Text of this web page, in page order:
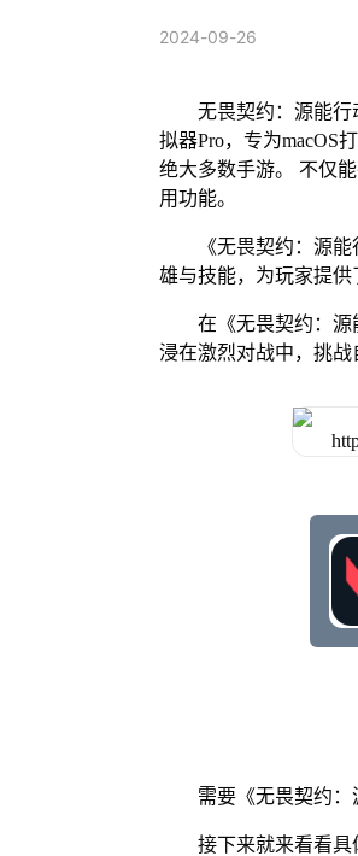
2024-09-26
无畏契约：源能行
拟器Pro，专为macOS
绝大多数手游。 不仅
用功能。
《无畏契约：源
雄与技能，为玩家提供
在《无畏契约：
浸在激烈对战中，挑战
需要《无畏契约
接下来就来看看具